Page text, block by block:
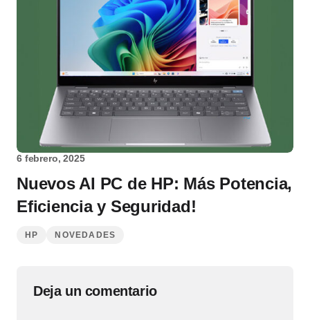
6 febrero, 2025
Nuevos AI PC de HP: Más Potencia,
Eficiencia y Seguridad!
HP NOVEDADES
Deja un comentario